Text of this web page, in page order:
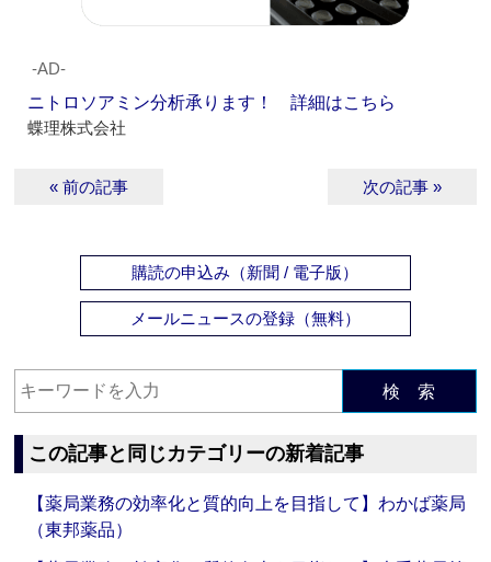
‐AD‐
ニトロソアミン分析承ります！ 詳細はこちら
蝶理株式会社
« 前の記事 次の記事 »
購読の申込み（新聞 / 電子版）
メールニュースの登録（無料）
検 索
この記事と同じカテゴリーの新着記事
【薬局業務の効率化と質的向上を目指して】わかば薬局
（東邦薬品）